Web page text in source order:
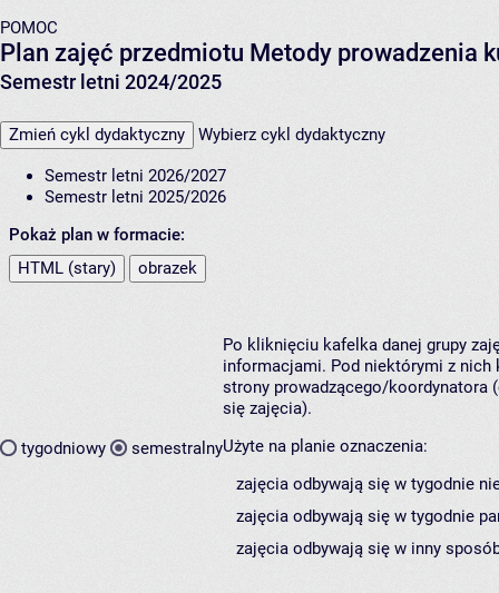
POMOC
Plan zajęć przedmiotu Metody prowadzenia
Semestr letni 2024/2025
Zmień cykl dydaktyczny Wybierz cykl dydaktyczny
Semestr letni 2026/2027
Semestr letni 2025/2026
Pokaż plan w formacie:
HTML (stary)
obrazek
tygodniowy semestralny
Po kliknięciu kafelka danej grupy
informacjami. Pod niektórymi z nich
strony prowadzącego/koordynatora
się zajęcia).
Użyte na planie oznaczenia:
zajęcia odbywają się w tygodnie
zajęcia odbywają się w tygodnie
zajęcia odbywają się w inny